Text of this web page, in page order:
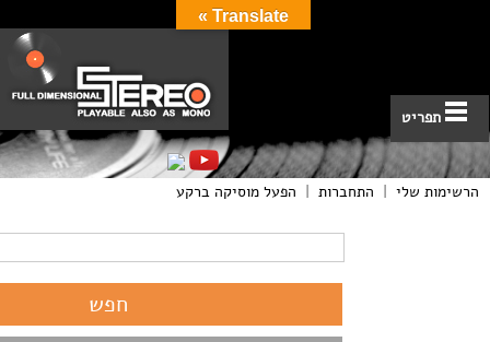
תפריט
הרשימות שלי | התחברות | הפעל מוסיקה ברקע
Translate »